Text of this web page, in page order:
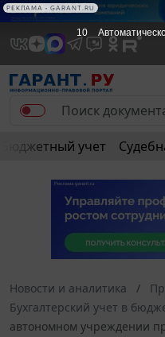
РЕКЛАМА
Бюджетный учет
Новости и аналитика
Бухгалтерский учет в
автономном учреждении
10
РЕКЛАМА • GARANT.RU